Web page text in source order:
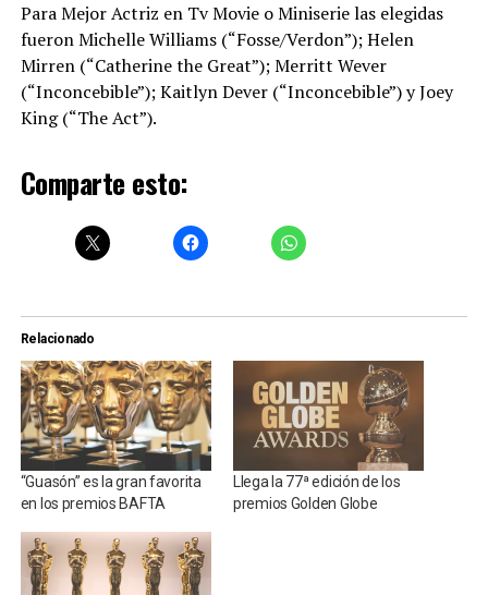
Para Mejor Actriz en Tv Movie o Miniserie las elegidas
fueron Michelle Williams (“Fosse/Verdon”); Helen
Mirren (“Catherine the Great”); Merritt Wever
(“Inconcebible”); Kaitlyn Dever (“Inconcebible”) y Joey
King (“The Act”).
Comparte esto:
Relacionado
“Guasón” es la gran favorita
en los premios BAFTA
Llega la 77ª edición de los
premios Golden Globe